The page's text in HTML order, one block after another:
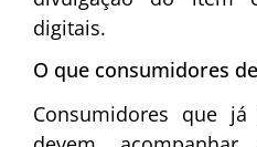
digitais.
O que consumidores
Consumidores que